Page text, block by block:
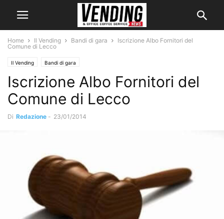
Home Il Vending Bandi di gara
Iscrizione Albo Fornitori del
Comune di Lecco
Il Vending Bandi di gara
Iscrizione Albo Fornitori del
Comune di Lecco
Di Redazione - 23/01/2014